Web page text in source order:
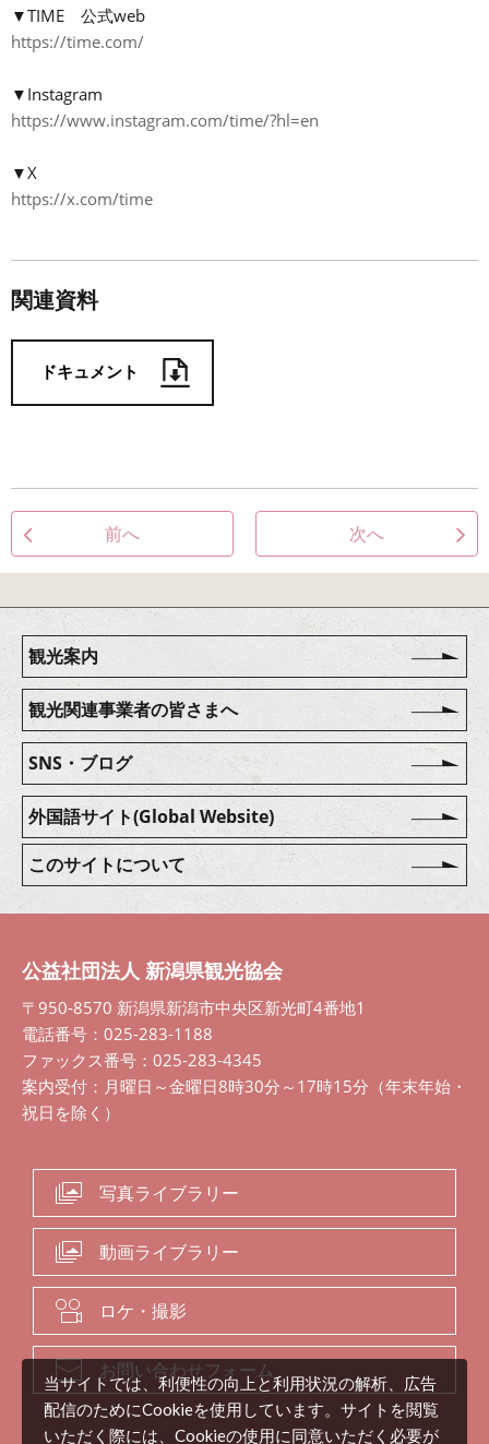
▼TIME 公式web
https://time.com/
▼Instagram
https://www.instagram.com/time/?hl=en
▼X
https://x.com/time
関連資料
ドキュメント
前へ 次へ
観光案内
観光関連事業者の皆さまへ
SNS・ブログ
外国語サイト(Global Website)
このサイトについて
公益社団法人 新潟県観光協会
〒950-8570 新潟県新潟市中央区新光町4番地1
電話番号：025-283-1188
ファックス番号：025-283-4345
案内受付：月曜日～金曜日8時30分～17時15分（年末年始・
祝日を除く）
写真ライブラリー
動画ライブラリー
ロケ・撮影
お問い合わせフォーム
当サイトでは、利便性の向上と利用状況の解析、広告
配信のためにCookieを使用しています。サイトを閲覧
いただく際には、Cookieの使用に同意いただく必要が